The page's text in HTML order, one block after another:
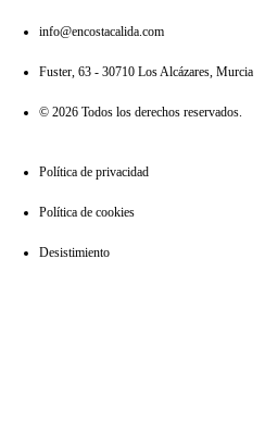
info@encostacalida.com
Fuster, 63 - 30710 Los Alcázares, Murcia
© 2026 Todos los derechos reservados.
Política de privacidad
Política de cookies
Desistimiento